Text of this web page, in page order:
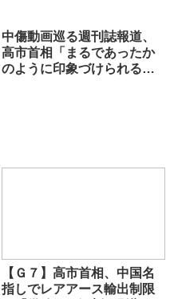
中傷動画巡る週刊誌報道、
高市首相「まるであったか
のように印象づけられるの
【Ｇ７】高市首相、中国名
指しでレアアース輸出制限